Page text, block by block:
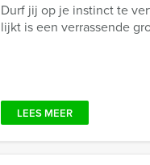
Durf jij op je instinct te
lijkt is een verrassende
LEES MEER